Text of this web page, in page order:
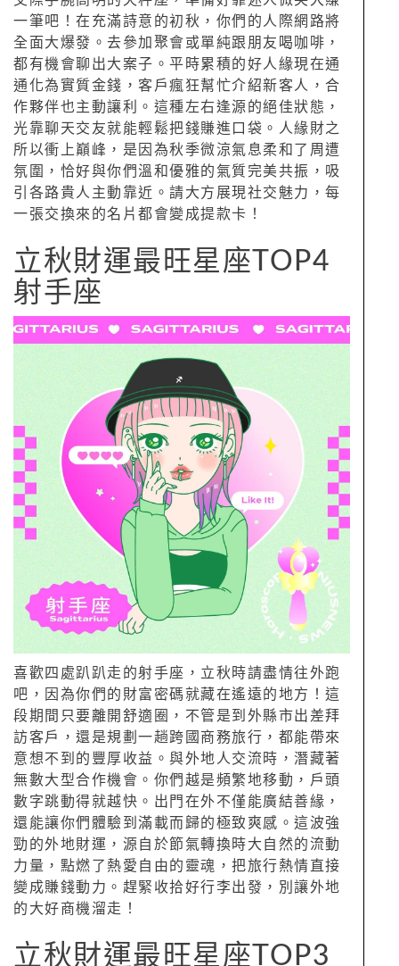
一筆吧！在充滿詩意的初秋，你們的人際網路將
全面大爆發。去參加聚會或單純跟朋友喝咖啡，
都有機會聊出大案子。平時累積的好人緣現在通
通化為實質金錢，客戶瘋狂幫忙介紹新客人，合
作夥伴也主動讓利。這種左右逢源的絕佳狀態，
光靠聊天交友就能輕鬆把錢賺進口袋。人緣財之
所以衝上巔峰，是因為秋季微涼氣息柔和了周遭
氛圍，恰好與你們溫和優雅的氣質完美共振，吸
引各路貴人主動靠近。請大方展現社交魅力，每
一張交換來的名片都會變成提款卡！
立秋財運最旺星座TOP4
射手座
喜歡四處趴趴走的射手座，立秋時請盡情往外跑
吧，因為你們的財富密碼就藏在遙遠的地方！這
段期間只要離開舒適圈，不管是到外縣市出差拜
訪客戶，還是規劃一趟跨國商務旅行，都能帶來
意想不到的豐厚收益。與外地人交流時，潛藏著
無數大型合作機會。你們越是頻繁地移動，戶頭
數字跳動得就越快。出門在外不僅能廣結善緣，
還能讓你們體驗到滿載而歸的極致爽感。這波強
勁的外地財運，源自於節氣轉換時大自然的流動
力量，點燃了熱愛自由的靈魂，把旅行熱情直接
變成賺錢動力。趕緊收拾好行李出發，別讓外地
的大好商機溜走！
立秋財運最旺星座TOP3